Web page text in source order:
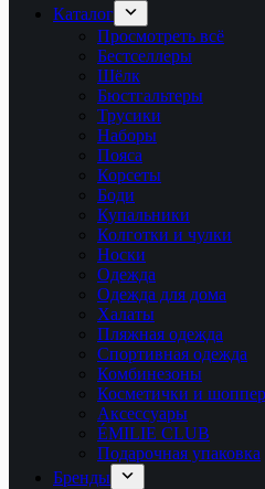
Каталог
Просмотреть всё
Бестселлеры
Шёлк
Бюстгальтеры
Трусики
Наборы
Пояса
Корсеты
Боди
Купальники
Колготки и чулки
Носки
Одежда
Одежда для дома
Халаты
Пляжная одежда
Спортивная одежда
Комбинезоны
Косметички и
Аксессуары
ÉMILIE CLUB
Подарочная упаковка
Бренды